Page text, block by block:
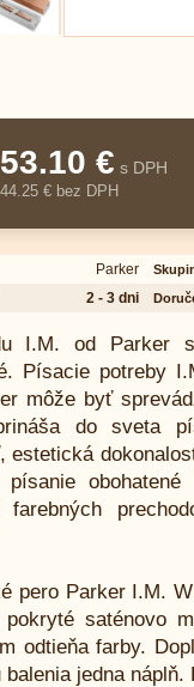
53.10 € s DPH
44.25 € bez DPH
Parker
2 - 3 dni
I.M. od Parker
Písacie potreby
môže byť
do sveta
estetická
písanie
farebných
pero Parker I.M.
saténovo
odtieňa farby.
balenia jedna